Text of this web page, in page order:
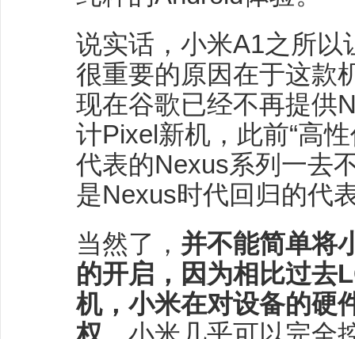
说实话，小米A1之所以
很重要的原因在于这款
现在谷歌已经不再提供
计Pixel新机，此前“高
代表的Nexus系列一去
是Nexus时代回归的代
当然了， 并不能简单将
的开启，因为相比过去
机，小米在对设备的硬